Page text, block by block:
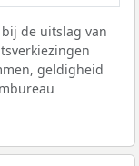
de uitslag van
geldigheid